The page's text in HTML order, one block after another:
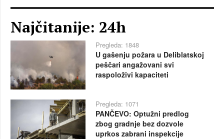
Najčitanije: 24h
Pregleda: 1848
U gašenju požara u Deliblatskoj
peščari angažovani svi
raspoloživi kapaciteti
Pregleda: 1071
PANČEVO: Optužni predlog
zbog gradnje bez dozvole
uprkos zabrani inspekcije